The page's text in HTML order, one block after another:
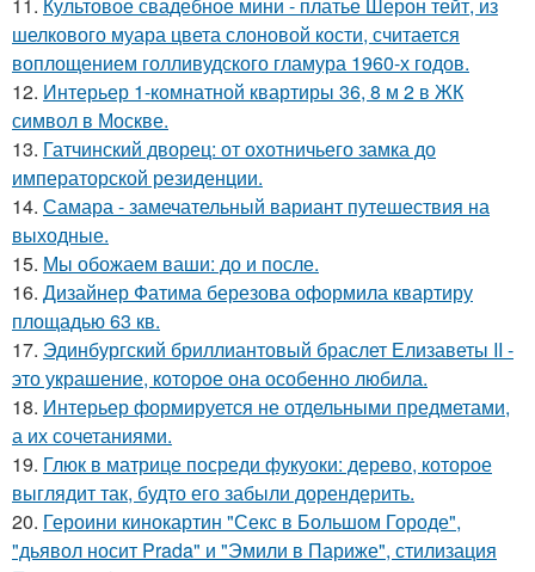
шелкового муара цвета слоновой кости, считается
воплощением голливудского гламура 1960-х годов.
12. Интерьер 1-комнатной квартиры 36, 8 м 2 в ЖК
символ в Москве.
13. Гатчинский дворец: от охотничьего замка до
императорской резиденции.
14. Самара - замечательный вариант путешествия на
выходные.
15. Мы обожаем ваши: до и после.
16. Дизайнер Фатима березова оформила квартиру
площадью 63 кв.
17. Эдинбургский бриллиантовый браслет Елизаветы II -
это украшение, которое она особенно любила.
18. Интерьер формируется не отдельными предметами,
а их сочетаниями.
19. Глюк в матрице посреди фукуоки: дерево, которое
выглядит так, будто его забыли дорендерить.
20. Героини кинокартин "Секс в Большом Городе",
"дьявол носит Prada" и "Эмили в Париже", стилизация